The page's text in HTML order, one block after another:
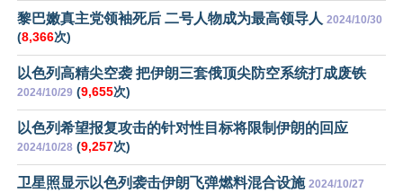
黎巴嫩真主党领袖死后 二号人物成为最高领导人 2024/10/30
(8,366次)
以色列高精尖空袭 把伊朗三套俄顶尖防空系统打成废铁
2024/10/29 (9,655次)
以色列希望报复攻击的针对性目标将限制伊朗的回应
2024/10/28 (9,257次)
卫星照显示以色列袭击伊朗飞弹燃料混合设施 2024/10/27